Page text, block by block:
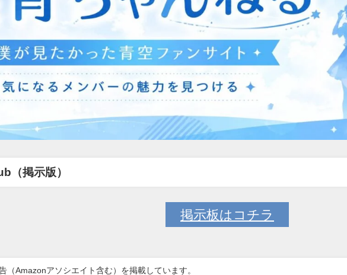
（掲示版）
掲示板はコチラ
Amazonアソシエイト含む）を掲載しています。